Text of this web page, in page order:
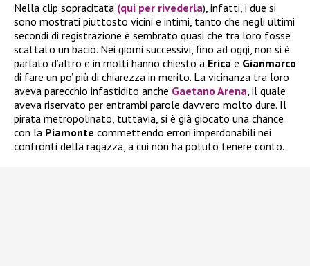
Nella clip sopracitata (qui per rivederla), infatti, i due si
sono mostrati piuttosto vicini e intimi, tanto che negli ultimi
secondi di registrazione è sembrato quasi che tra loro fosse
scattato un bacio. Nei giorni successivi, fino ad oggi, non si è
parlato d’altro e in molti hanno chiesto a Erica e Gianmarco
di fare un po’ più di chiarezza in merito. La vicinanza tra loro
aveva parecchio infastidito anche Gaetano Arena, il quale
aveva riservato per entrambi parole davvero molto dure. Il
pirata metropolinato, tuttavia, si è già giocato una chance
con la Piamonte commettendo errori imperdonabili nei
confronti della ragazza, a cui non ha potuto tenere conto.